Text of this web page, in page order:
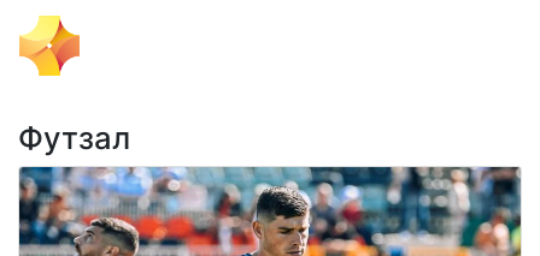
Футзал